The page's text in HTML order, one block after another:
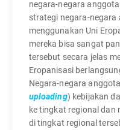
negara-negara
strategi negara-
menggunakan Uni
mereka bisa sangat
tersebut secara jelas
Eropanisasi
Negara-negara
uploading) kebijakan
ke tingkat regional dan
di tingkat regional